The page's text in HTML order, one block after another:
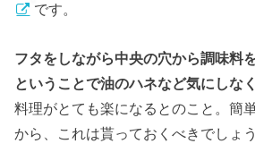
です。
フタをしながら中央の穴から調味料
ということで油のハネなど気にしな
料理がとても楽になるとのこと。簡
から、これは貰っておくべきでしょ